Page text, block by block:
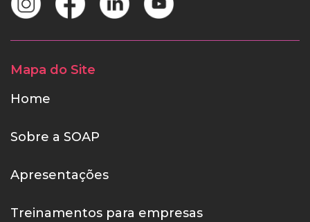
Mapa do Site
Home
Sobre a SOAP
Apresentações
Treinamentos para empresas